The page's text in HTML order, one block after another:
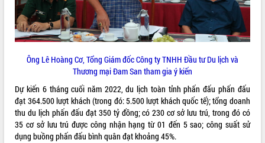
Rà soát, hoàn thiện hệ thống thiết chế
văn hóa, thể thao đáp ứng yêu cầu
phát triển mới
Thường trực HĐND tỉnh Đắk Lắk gặp
mặt Đoàn chuyên gia y tế TP. Hồ Chí
Lễ truy điệu và an táng hài cốt liệt sĩ
tại Nghĩa trang Liệt sĩ xã Sơn Hòa
Bàn giải pháp tháo gỡ khó khăn trong
xuất khẩu sầu riêng và triển khai quy
định EUDR
LIÊN KẾT WEB
THỐNG KÊ TRUY CẬP
Hôm nay:
9857
Tất cả:
66095525
Ông Lê Hoàng Cơ, Tổng Giám đốc Công ty TNHH Đầu tư Du lịch và
Thương mại Đam San tham gia ý kiến
Dự kiến 6 tháng cuối năm 2022, du lịch toàn tỉnh phấn đấu phấn đấu
đạt 364.500 lượt khách (trong đó: 5.500 lượt khách quốc tế); tổng doanh
thu du lịch phấn đấu đạt 350 tỷ đồng; có 230 cơ sở lưu trú, trong đó có
35 cơ sở lưu trú được công nhận hạng từ 01 đến 5 sao; công suất sử
dụng buồng phấn đấu bình quân đạt khoảng 45%.